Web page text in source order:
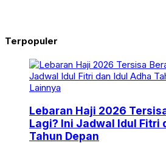
Terpopuler
Lainnya
Lebaran Haji 2026
Lagi? Ini Jadwal Idul Fitri
Tahun Depan